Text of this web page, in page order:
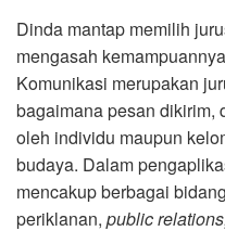
Dinda mantap memilih
mengasah
Komunikasi merupakan
bagaimana pesan dikirim,
oleh individu maupun
budaya. Dalam
mencakup berbagai
periklanan, public